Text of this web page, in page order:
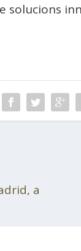
solucions
a